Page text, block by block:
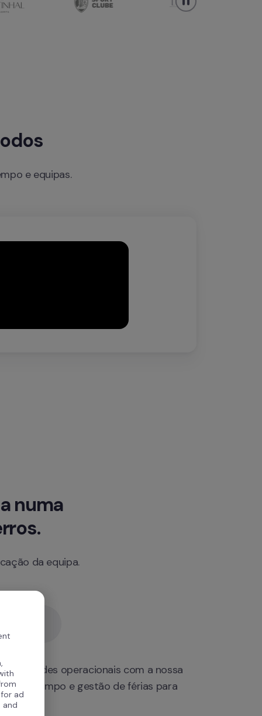
e equipas.
numa
da equipa.
operacionais com a nossa
de tempo e gestão de férias para
ad
and